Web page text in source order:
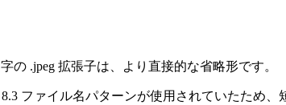
の .jpeg 拡張子は、より直接的な省略形です。
ファイル名パターンが使用されていたため、